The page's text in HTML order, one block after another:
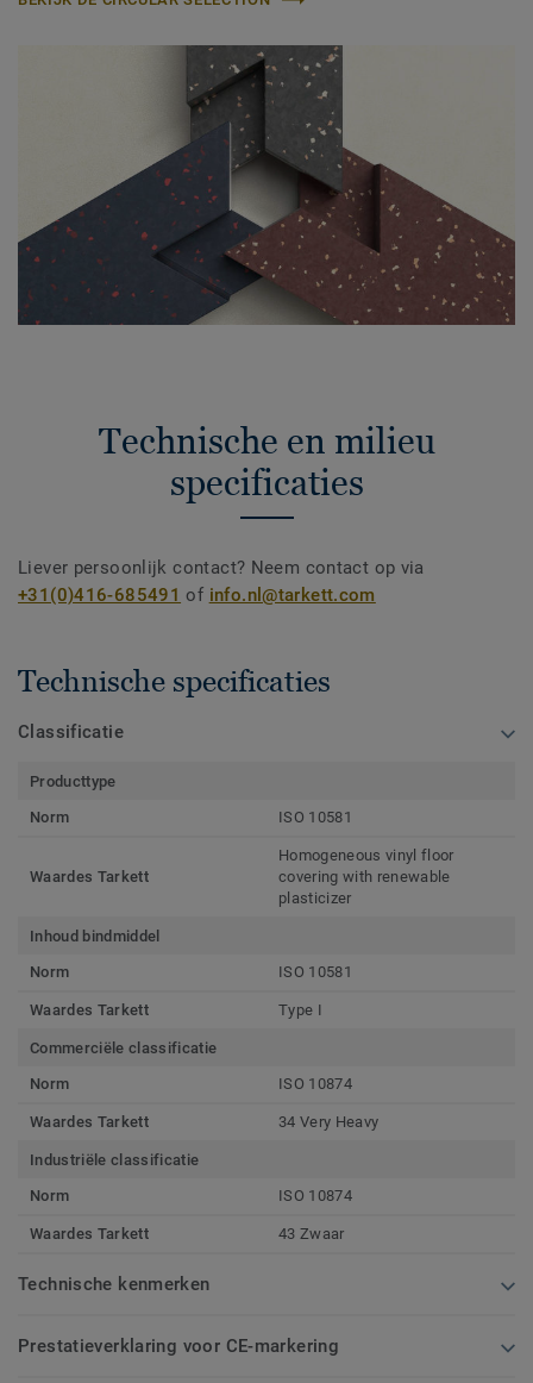
Technische en milieu
specificaties
Liever persoonlijk contact? Neem contact op via
+31(0)416-685491 of info.nl@tarkett.com
Technische specificaties
Classificatie
Producttype
Norm
ISO 10581
Waardes Tarkett
Homogeneous vinyl floor
covering with renewable
plasticizer
Inhoud bindmiddel
Norm
ISO 10581
Waardes Tarkett Type I
Commerciële classificatie
Norm
ISO 10874
Waardes Tarkett 34 Very Heavy
Industriële classificatie
Norm
ISO 10874
Waardes Tarkett 43 Zwaar
Technische kenmerken
Prestatieverklaring voor CE-markering